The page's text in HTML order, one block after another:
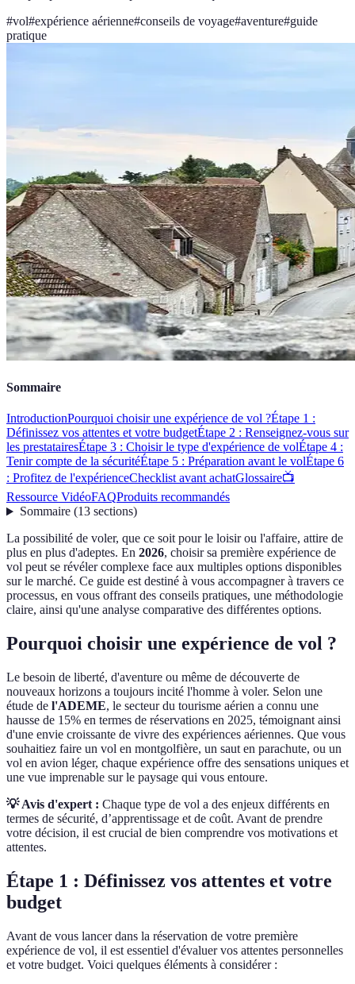
#vol#expérience aérienne#conseils de voyage#aventure#guide
pratique
Sommaire
IntroductionPourquoi choisir une expérience de vol ?Étape 1 :
Définissez vos attentes et votre budgetÉtape 2 : Renseignez-vous sur
les prestatairesÉtape 3 : Choisir le type d'expérience de volÉtape 4 :
Tenir compte de la sécuritéÉtape 5 : Préparation avant le volÉtape 6
: Profitez de l'expérienceChecklist avant achatGlossaire📺
Ressource VidéoFAQProduits recommandés
Sommaire(13 sections)
La possibilité de voler, que ce soit pour le loisir ou l'affaire, attire de
plus en plus d'adeptes. En 2026, choisir sa première expérience de
vol peut se révéler complexe face aux multiples options disponibles
sur le marché. Ce guide est destiné à vous accompagner à travers ce
processus, en vous offrant des conseils pratiques, une méthodologie
claire, ainsi qu'une analyse comparative des différentes options.
Pourquoi choisir une expérience de vol ?
Le besoin de liberté, d'aventure ou même de découverte de
nouveaux horizons a toujours incité l'homme à voler. Selon une
étude de l'ADEME, le secteur du tourisme aérien a connu une
hausse de 15% en termes de réservations en 2025, témoignant ainsi
d'une envie croissante de vivre des expériences aériennes. Que vous
souhaitiez faire un vol en montgolfière, un saut en parachute, ou un
vol en avion léger, chaque expérience offre des sensations uniques et
une vue imprenable sur le paysage qui vous entoure.
💡 Avis d'expert : Chaque type de vol a des enjeux différents en
termes de sécurité, d’apprentissage et de coût. Avant de prendre
votre décision, il est crucial de bien comprendre vos motivations et
attentes.
Étape 1 : Définissez vos attentes et votre
budget
Avant de vous lancer dans la réservation de votre première
expérience de vol, il est essentiel d'évaluer vos attentes personnelles
et votre budget. Voici quelques éléments à considérer :